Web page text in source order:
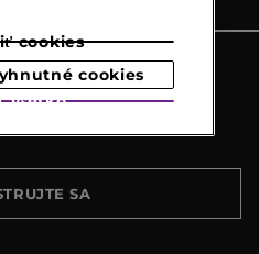
najnovšie novinky a
SA
cookies
cookies
všetko